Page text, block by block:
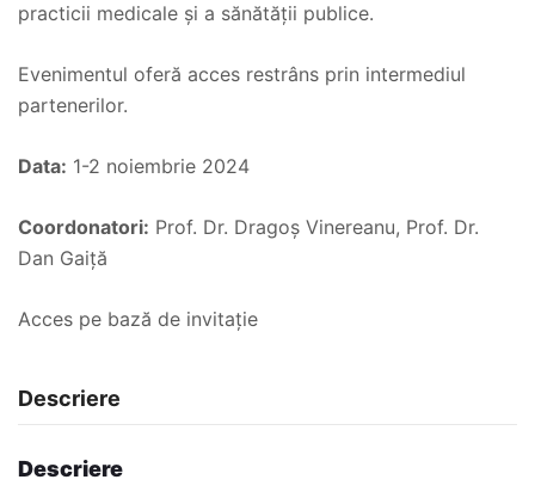
practicii medicale și a sănătății publice.
Evenimentul oferă acces restrâns prin intermediul
partenerilor.
Data: 1-2 noiembrie 2024
Coordonatori: Prof. Dr. Dragoș Vinereanu, Prof. Dr.
Dan Gaiță
Acces pe bază de invitație
Descriere
Descriere